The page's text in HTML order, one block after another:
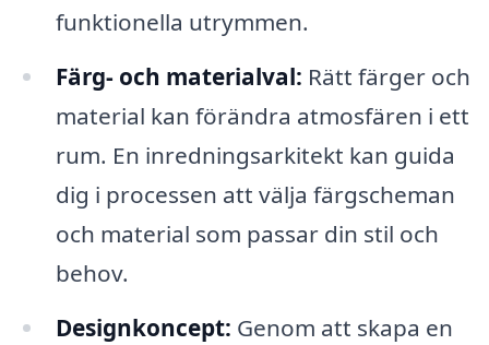
funktionella utrymmen.
Färg- och materialval: Rätt färger och
material kan förändra atmosfären i ett
rum. En inredningsarkitekt kan guida
dig i processen att välja färgscheman
och material som passar din stil och
behov.
Designkoncept: Genom att skapa en